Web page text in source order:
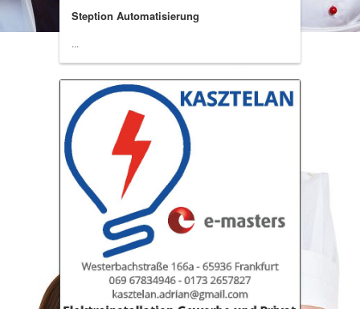
Steption Automatisierung
...